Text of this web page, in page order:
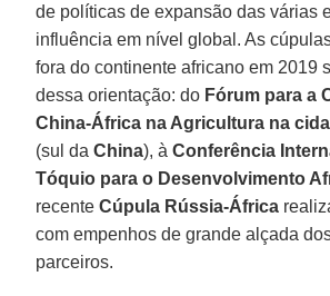
de políticas de expansão das várias
influência em nível global. As
fora do continente africano em 2019
dessa orientação: do Fórum para a
China-África na Agricultura na
(sul daChina), àConferência
Tóquio para o Desenvolvimento
recenteCúpula Rússia-África
com empenhos de grande alçada
parceiros.